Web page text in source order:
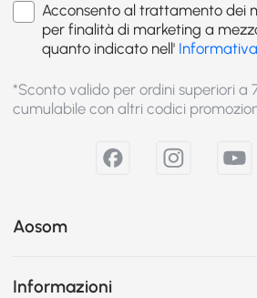
Acconsento al trattamento dei
per finalità di marketing a
quanto indicato nell'
*Sconto valido per ordini superiori a
cumulabile con altri codici
Aosom
Informazioni